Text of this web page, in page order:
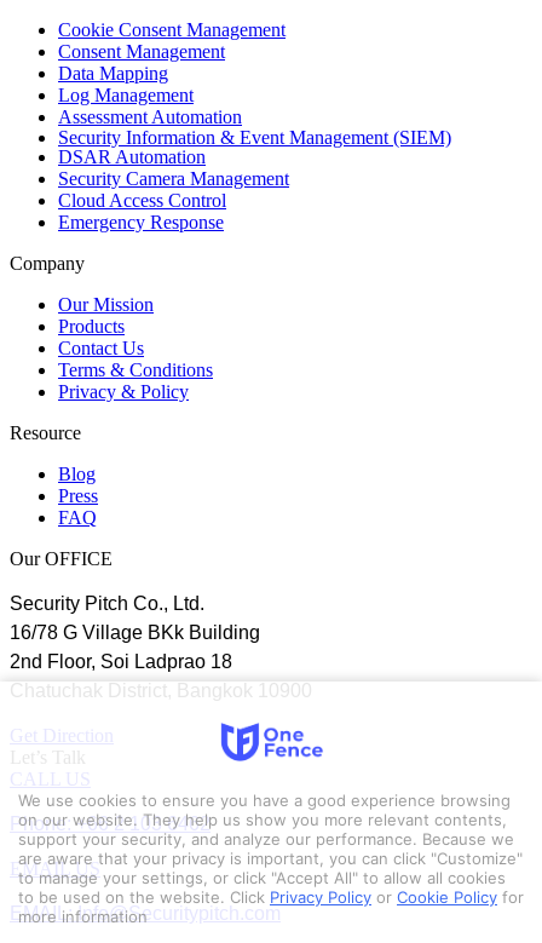
Cookie Consent Management
Consent Management
Data Mapping
Log Management
Assessment Automation
Security Information & Event Management (SIEM)
DSAR Automation
Security Camera Management
Cloud Access Control
Emergency Response
Company
Our Mission
Products
Contact Us
Terms & Conditions
Privacy & Policy
Resource
Blog
Press
FAQ
Our OFFICE
Security Pitch Co., Ltd.
16/78 G Village BKk Building
2nd Floor, Soi Ladprao 18
Chatuchak District, Bangkok 10900
Get Direction
Let’s Talk
CALL US
Phone: +66 2 103 6462
EMAIL US
EMAIL: Info@Securitypitch.com
We use cookies to ensure you have a good experience browsing
on our website. They help us show you more relevant contents,
support your security, and analyze our performance. Because we
are aware that your privacy is important, you can click "Customize"
to manage your settings, or click "Accept All" to allow all cookies
to be used on the website. Click Privacy Policy or Cookie Policy for
more information